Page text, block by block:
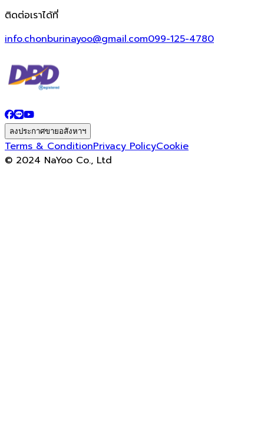
ติดต่อเราได้ที่
info.chonburinayoo@gmail.com099-125-4780
ลงประกาศขายอสังหาฯ
Terms & ConditionPrivacy PolicyCookie
© 2024 NaYoo Co., Ltd